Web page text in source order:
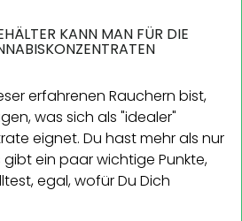
KANN MAN FÜR DIE
erfahrenen Rauchern bist,
was sich als "idealer"
eignet. Du hast mehr als nur
ein paar wichtige Punkte,
egal, wofür Du Dich